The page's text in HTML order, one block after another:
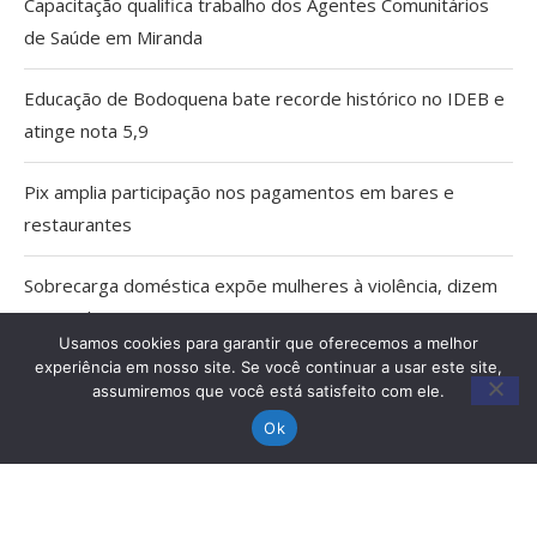
de Saúde em Miranda
Educação de Bodoquena bate recorde histórico no IDEB e
atinge nota 5,9
Pix amplia participação nos pagamentos em bares e
restaurantes
Sobrecarga doméstica expõe mulheres à violência, dizem
especialistas
MPMS cria unidade para atuar em crimes ambientais e
conflitos fundiários no Pantanal
Usamos cookies para garantir que oferecemos a melhor
experiência em nosso site. Se você continuar a usar este site,
assumiremos que você está satisfeito com ele.
Ok